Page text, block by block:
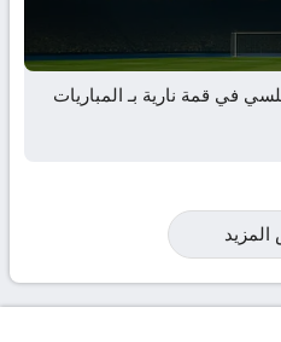
في قمة نارية بـ المباريات